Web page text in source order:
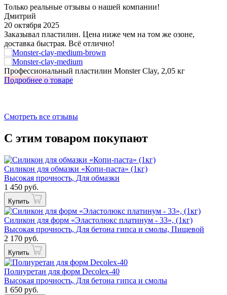
Только реальные отзывы о нашей компании!
Дмитрий
20 октября 2025
Заказывал пластилин. Цена ниже чем на том же озоне,
доставка быстрая. Всё отлично!
Профессиональный пластилин Monster Clay, 2,05 кг
Подробнее о товаре
Смотреть все отзывы
С этим товаром покупают
Силикон для обмазки «Копи-паста» (1кг)
Высокая прочность, Для обмазки
1 450 руб.
Купить
Силикон для форм «Эластолюкс платинум - 33», (1кг)
Высокая прочность, Для бетона гипса и смолы, Пищевой
2 170 руб.
Купить
Полиуретан для форм Decolex-40
Высокая прочность, Для бетона гипса и смолы
1 650 руб.